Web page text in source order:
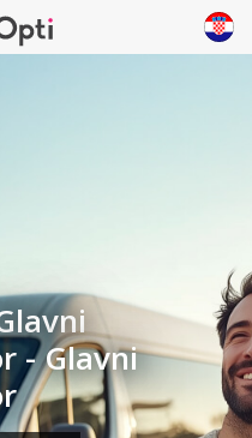
- Glavni